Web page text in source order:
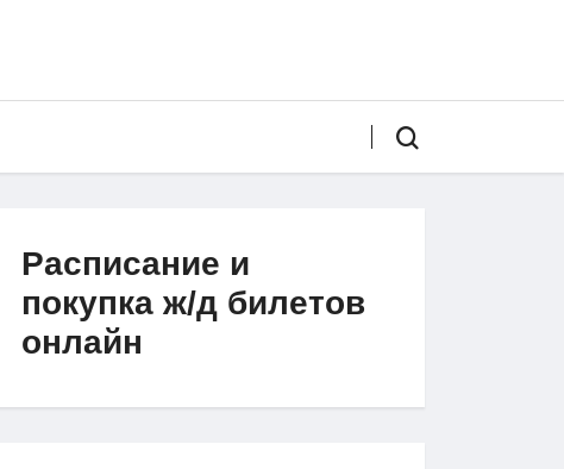
Расписание и
покупка ж/д билетов
онлайн